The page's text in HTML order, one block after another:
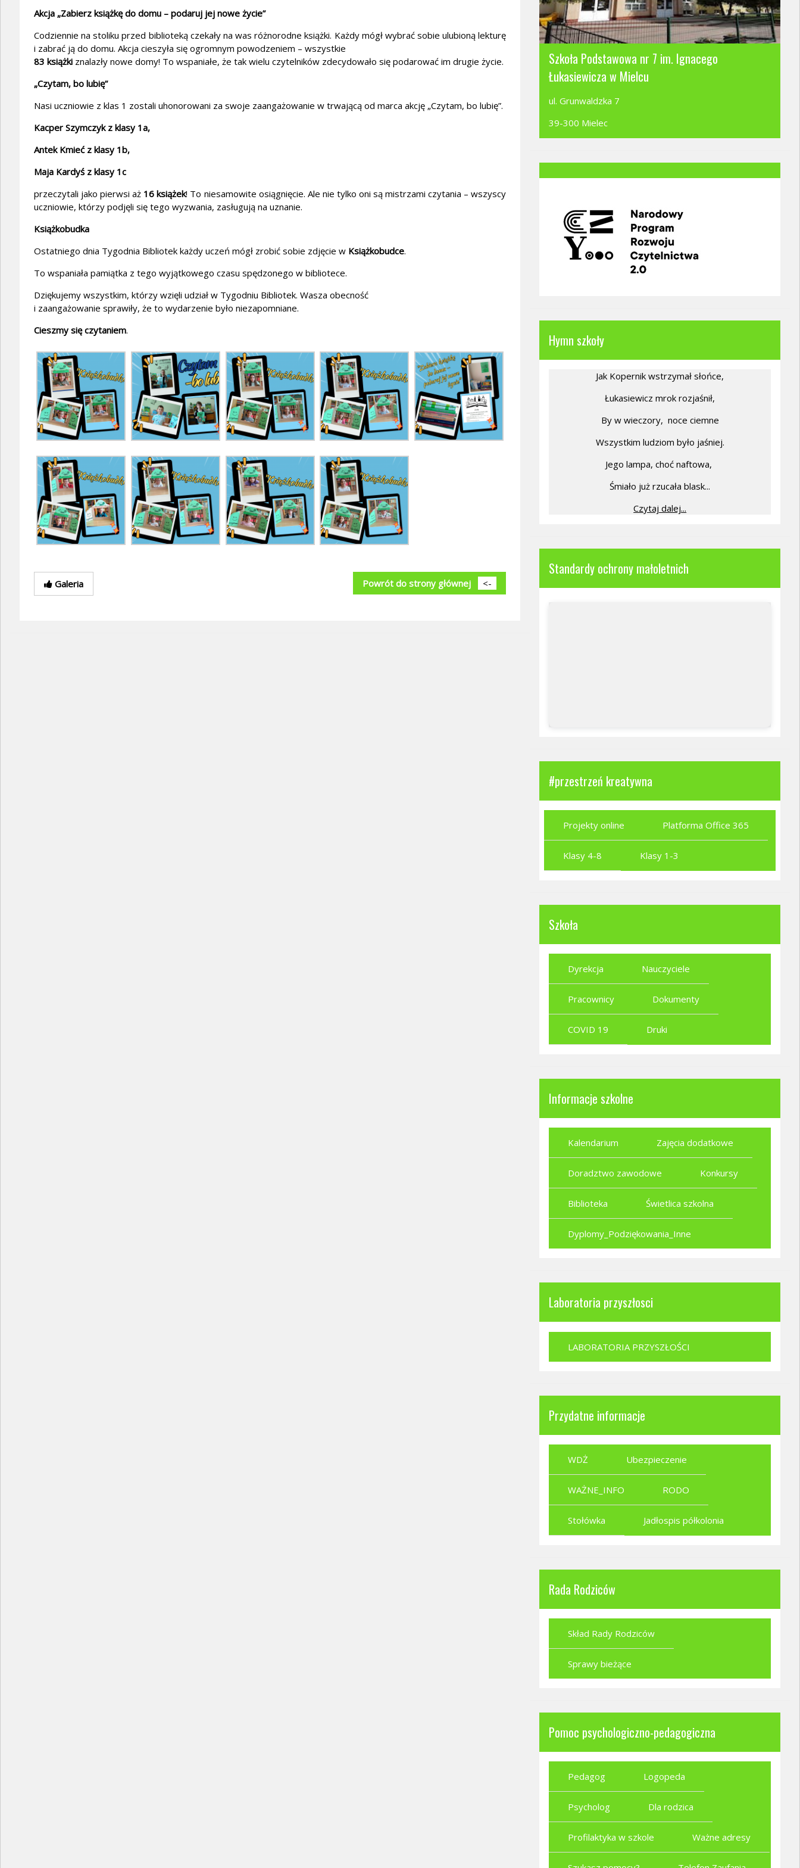
Akcja „Zabierz książkę do domu – podaruj jej nowe życie”
Codziennie na stoliku przed biblioteką czekały na was różnorodne książki. Każdy mógł wybrać sobie ulubioną lekturę
i zabrać ją do domu. Akcja cieszyła się ogromnym powodzeniem – wszystkie
83 książki znalazły nowe domy! To wspaniałe, że tak wielu czytelników zdecydowało się podarować im drugie życie.
„Czytam, bo lubię”
Nasi uczniowie z klas 1 zostali uhonorowani za swoje zaangażowanie w trwającą od marca akcję „Czytam, bo lubię”.
Kacper Szymczyk z klasy 1a,
Antek Kmieć z klasy 1b,
Maja Kardyś z klasy 1c
przeczytali jako pierwsi aż 16 książek! To niesamowite osiągnięcie. Ale nie tylko oni są mistrzami czytania – wszyscy
uczniowie, którzy podjęli się tego wyzwania, zasługują na uznanie.
Książkobudka
Ostatniego dnia Tygodnia Bibliotek każdy uczeń mógł zrobić sobie zdjęcie w Książkobudce.
To wspaniała pamiątka z tego wyjątkowego czasu spędzonego w bibliotece.
Dziękujemy wszystkim, którzy wzięli udział w Tygodniu Bibliotek. Wasza obecność
i zaangażowanie sprawiły, że to wydarzenie było niezapomniane.
Cieszmy się czytaniem.
Galeria Powrót do strony głównej <-
Szkoła Podstawowa nr 7 im. Ignacego
Łukasiewicza w Mielcu
ul. Grunwaldzka 7
39-300 Mielec
Hymn szkoły
Jak Kopernik wstrzymał słońce,
Łukasiewicz mrok rozjaśnił,
By w wieczory, noce ciemne
Wszystkim ludziom było jaśniej.
Jego lampa, choć naftowa,
Śmiało już rzucała blask...
Czytaj dalej...
Standardy ochrony małoletnich
#przestrzeń kreatywna
Projekty online Platforma Office 365
Klasy 4-8 Klasy 1-3
Szkoła
Dyrekcja Nauczyciele
Pracownicy Dokumenty
COVID 19 Druki
Informacje szkolne
Kalendarium Zajęcia dodatkowe
Doradztwo zawodowe Konkursy
Biblioteka Świetlica szkolna
Dyplomy_Podziękowania_Inne
Laboratoria przyszłosci
LABORATORIA PRZYSZŁOŚCI
Przydatne informacje
WDŻ Ubezpieczenie
WAŻNE_INFO RODO
Stołówka Jadłospis półkolonia
Rada Rodziców
Skład Rady Rodziców
Sprawy bieżące
Pomoc psychologiczno-pedagogiczna
Pedagog Logopeda
Psycholog Dla rodzica
Profilaktyka w szkole Ważne adresy